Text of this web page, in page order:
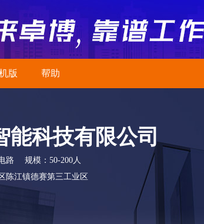
版 帮助
能科技有限公司
路 规模： 50-200人
陈江镇德赛第三工业区